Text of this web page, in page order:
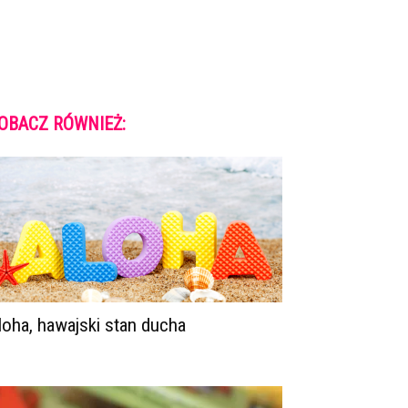
RÓWNIEŻ:
hawajski stan ducha